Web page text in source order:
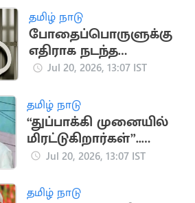
வேதனை
தமிழ் நாடு
போதைப்பொருளுக்கு
எதிராக நடந்த
சோதனையில் 358 பேர்
Jul 20, 2026, 13:07 IST
தமிழ் நாடு
“துப்பாக்கி முனையில்
மிரட்டுகிறார்கள்”..
கைதான MLA
கதறல்
Jul 20, 2026, 13:07 IST
தமிழ் நாடு